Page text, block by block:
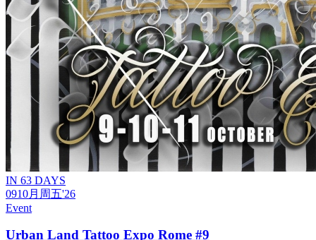
IN 63 DAYS
0910月 周五'26
Event
Urban Land Tattoo Expo Rome #9